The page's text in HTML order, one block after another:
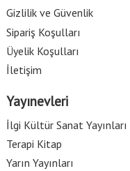
Gizlilik ve Güvenlik
Sipariş Koşulları
Üyelik Koşulları
İletişim
Yayınevleri
İlgi Kültür Sanat Yayınları
Terapi Kitap
Yarın Yayınları